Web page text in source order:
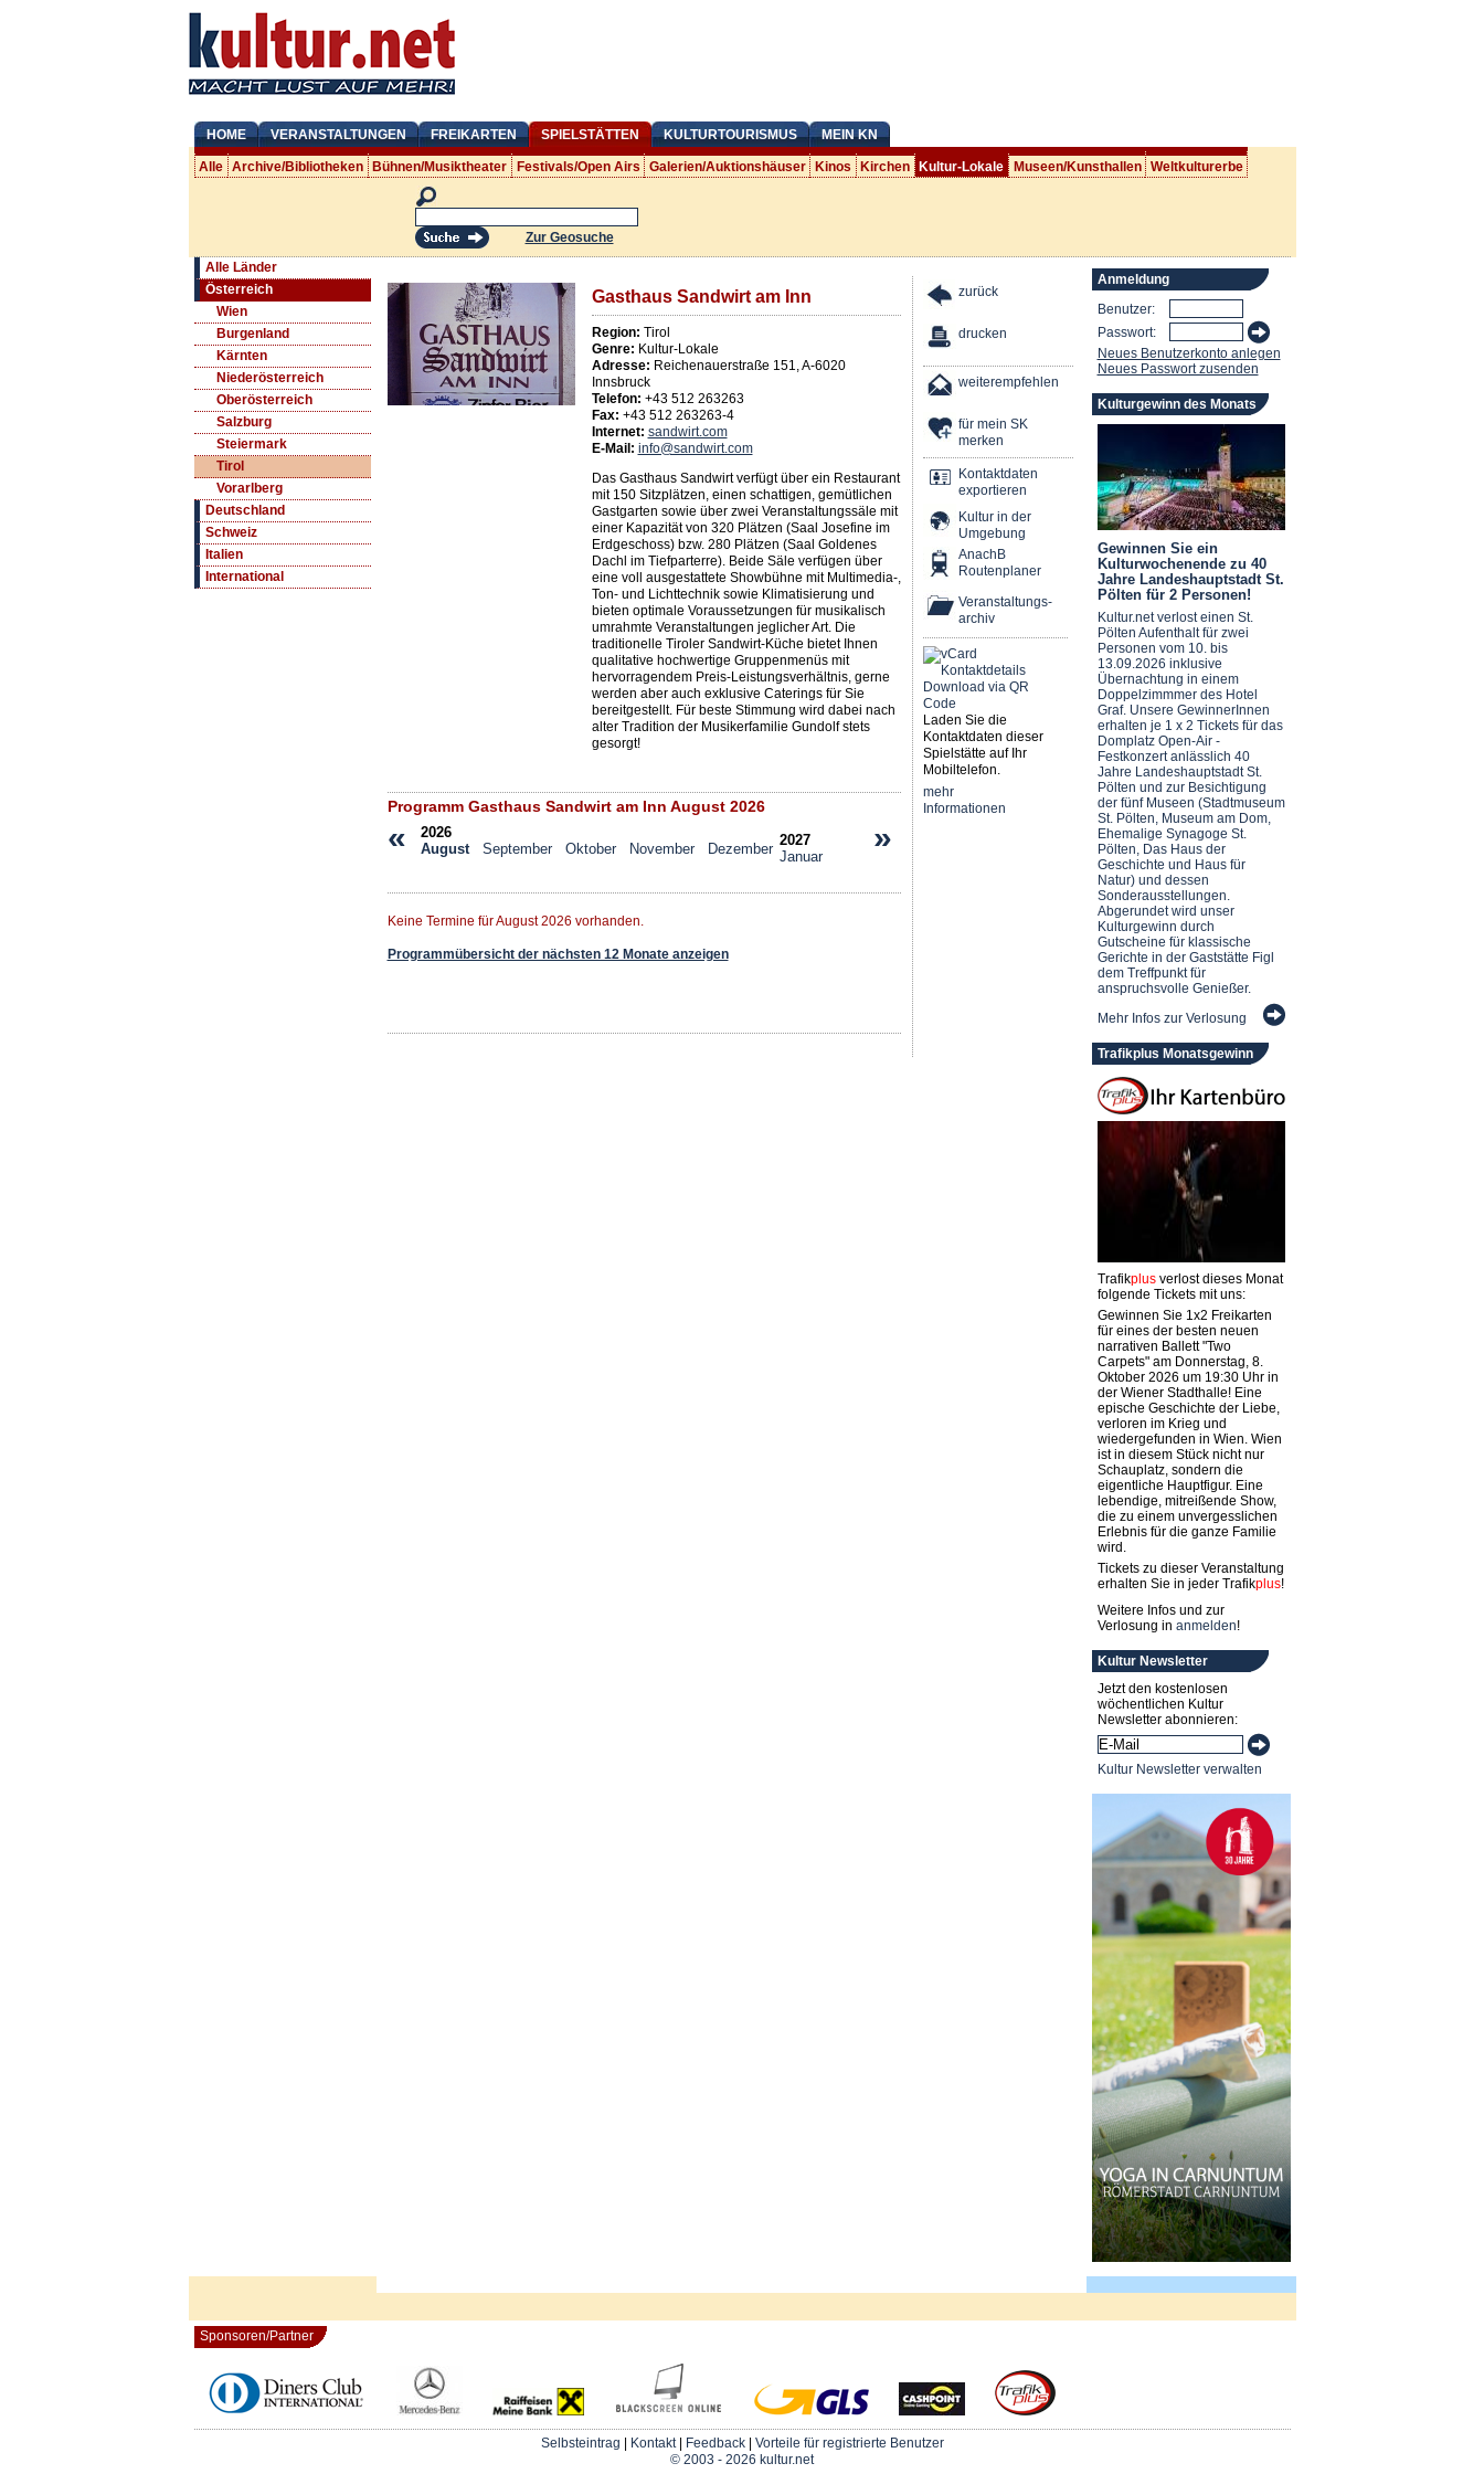
HOME VERANSTALTUNGEN FREIKARTEN SPIELSTÄTTEN KULTURTOURISMUS MEIN KN
Alle Archive/Bibliotheken Bühnen/Musiktheater Festivals/Open Airs Galerien/Auktionshäuser Kinos Kirchen Kultur-Lokale Museen/Kunsthallen Weltkulturerbe
Zur Geosuche
Alle Länder
Österreich
Wien
Burgenland
Kärnten
Niederösterreich
Oberösterreich
Salzburg
Steiermark
Tirol
Vorarlberg
Deutschland
Schweiz
Italien
International
Gasthaus Sandwirt am Inn
Region: Tirol
Genre: Kultur-Lokale
Adresse: Reichenauerstraße 151,A-6020
Innsbruck
Telefon: +43 512 263263
Fax: +43 512 263263-4
Internet: sandwirt.com
E-Mail: info@sandwirt.com
Das Gasthaus Sandwirt verfügt über ein Restaurant
mit 150 Sitzplätzen, einen schattigen, gemütlichen
Gastgarten sowie über zwei Veranstaltungssäle mit
einer Kapazität von 320 Plätzen (Saal Josefine im
Erdgeschoss) bzw. 280 Plätzen (Saal Goldenes
Dachl im Tiefparterre). Beide Säle verfügen über
eine voll ausgestattete Showbühne mit Multimedia-,
Ton- und Lichttechnik sowie Klimatisierung und
bieten optimale Voraussetzungen für musikalisch
umrahmte Veranstaltungen jeglicher Art. Die
traditionelle Tiroler Sandwirt-Küche bietet Ihnen
qualitative hochwertige Gruppenmenüs mit
hervorragendem Preis-Leistungsverhältnis, gerne
werden aber auch exklusive Caterings für Sie
bereitgestellt. Für beste Stimmung wird dabei nach
alter Tradition der Musikerfamilie Gundolf stets
gesorgt!
Programm Gasthaus Sandwirt am Inn August 2026
« »
2026
August
September Oktober November Dezember
2027
Januar
Keine Termine für August 2026 vorhanden.
Programmübersicht der nächsten 12 Monate anzeigen
zurück
drucken
weiterempfehlen
für mein SK
merken
Kontaktdaten
exportieren
Kultur in der
Umgebung
AnachB
Routenplaner
Veranstaltungs-
archiv
Laden Sie die
Kontaktdaten dieser
Spielstätte auf Ihr
Mobiltelefon.
mehr
Informationen
Anmeldung
Benutzer:
Passwort:
Neues Benutzerkonto anlegen
Neues Passwort zusenden
Kulturgewinn des Monats
Gewinnen Sie ein
Kulturwochenende zu 40
Jahre Landeshauptstadt St.
Pölten für 2 Personen!
Kultur.net verlost einen St.
Pölten Aufenthalt für zwei
Personen vom 10. bis
13.09.2026 inklusive
Übernachtung in einem
Doppelzimmmer des Hotel
Graf. Unsere GewinnerInnen
erhalten je 1 x 2 Tickets für das
Domplatz Open-Air -
Festkonzert anlässlich 40
Jahre Landeshauptstadt St.
Pölten und zur Besichtigung
der fünf Museen (Stadtmuseum
St. Pölten, Museum am Dom,
Ehemalige Synagoge St.
Pölten, Das Haus der
Geschichte und Haus für
Natur) und dessen
Sonderausstellungen.
Abgerundet wird unser
Kulturgewinn durch
Gutscheine für klassische
Gerichte in der Gaststätte Figl
dem Treffpunkt für
anspruchsvolle Genießer.
Mehr Infos zur Verlosung
Trafikplus Monatsgewinn
Trafikplusverlost dieses Monat
folgende Tickets mit uns:
Gewinnen Sie 1x2 Freikarten
für eines der besten neuen
narrativen Ballett "Two
Carpets" am Donnerstag, 8.
Oktober 2026 um 19:30 Uhr in
der Wiener Stadthalle! Eine
epische Geschichte der Liebe,
verloren im Krieg und
wiedergefunden in Wien. Wien
ist in diesem Stück nicht nur
Schauplatz, sondern die
eigentliche Hauptfigur. Eine
lebendige, mitreißende Show,
die zu einem unvergesslichen
Erlebnis für die ganze Familie
wird.
Tickets zu dieser Veranstaltung
erhalten Sie in jeder Trafikplus!
Weitere Infos und zur
Verlosung in anmelden!
Kultur Newsletter
Jetzt den kostenlosen
wöchentlichen Kultur
Newsletter abonnieren:
Kultur Newsletter verwalten
Sponsoren/Partner
Selbsteintrag Kontakt| Feedback| Vorteile für registrierte Benutzer
© 2003 - 2026 kultur.net